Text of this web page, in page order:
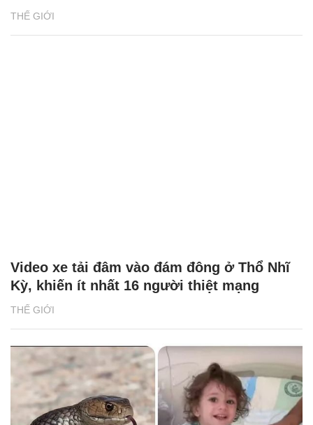
THẾ GIỚI
THẾ GIỚI
Video xe tải đâm vào đám đông ở Thổ Nhĩ
Kỳ, khiến ít nhất 16 người thiệt mạng